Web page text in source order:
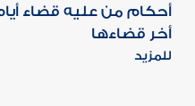
أحكام من عليه قضاء
أخر قضاءها
للمزيد